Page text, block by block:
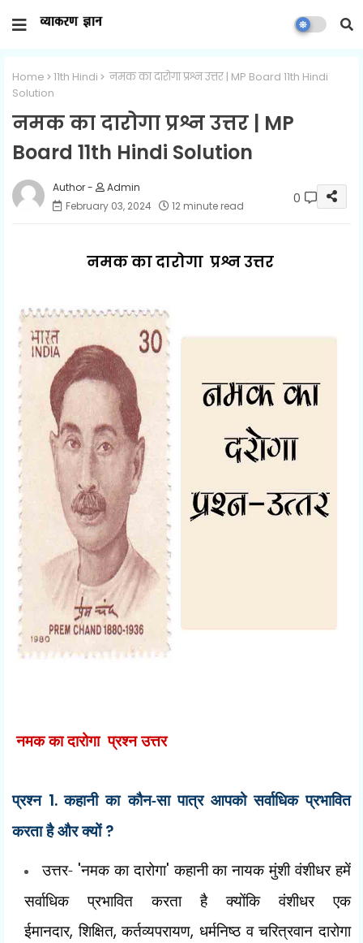
Home 11th Hindi
नमक का दारोगा प्रश्न उत्तर | MP Board 11th Hindi
Solution
नमक का दारोगा प्रश्न उत्तर | MP
Board 11th Hindi Solution
Admin
February 03, 2024
12 minute read 0
नमक का दारोगा प्रश्न उत्तर
नमक का दारोगा प्रश्न उत्तर
प्रश्न 1.कहानी का कौन-सा पात्र आपको सर्वाधिक प्रभावित
करता है और क्यों?
उत्तर- 'नमक का दारोगा'कहानी का नायक मुंशी वंशीधर हमें
सर्वाधिक प्रभावित करता है क्योंकि वंशीधर एक
ईमानदार,शिक्षित,कर्तव्यपरायण,धर्मनिष्ठ व चरित्रवान दारोगा